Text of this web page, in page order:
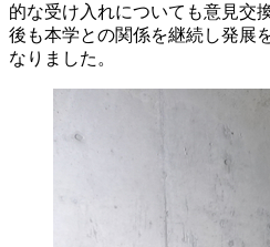
的な受け入れについても意見交
後も本学との関係を継続し発展
なりました。